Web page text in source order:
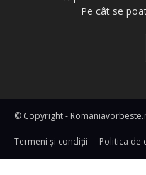
Pe cât se
© Copyright -
Termeni și condiţii Politica de